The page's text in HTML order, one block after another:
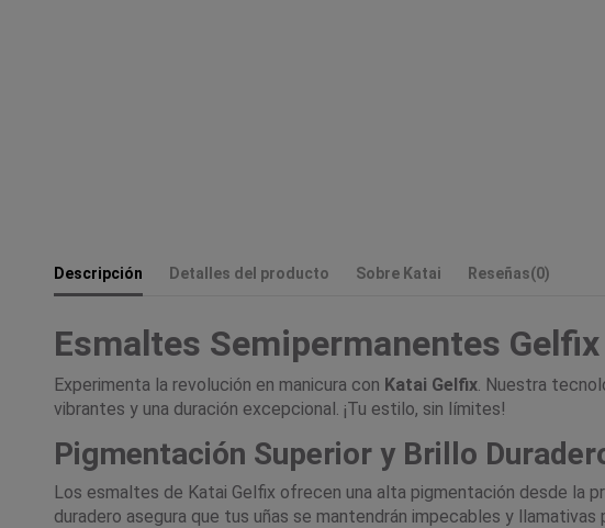
Descripción Detalles del producto Sobre Katai Reseñas(0)
Esmaltes Semipermanentes Gelfix
Experimenta la revolución en manicura con Katai Gelfix. Nuestra
vibrantes y una duración excepcional. ¡Tu estilo, sin límites!
Pigmentación Superior y Brillo
Los esmaltes de Katai Gelfix ofrecen una alta pigmentación desde la
duradero asegura que tus uñas se mantendrán impecables y llamativas